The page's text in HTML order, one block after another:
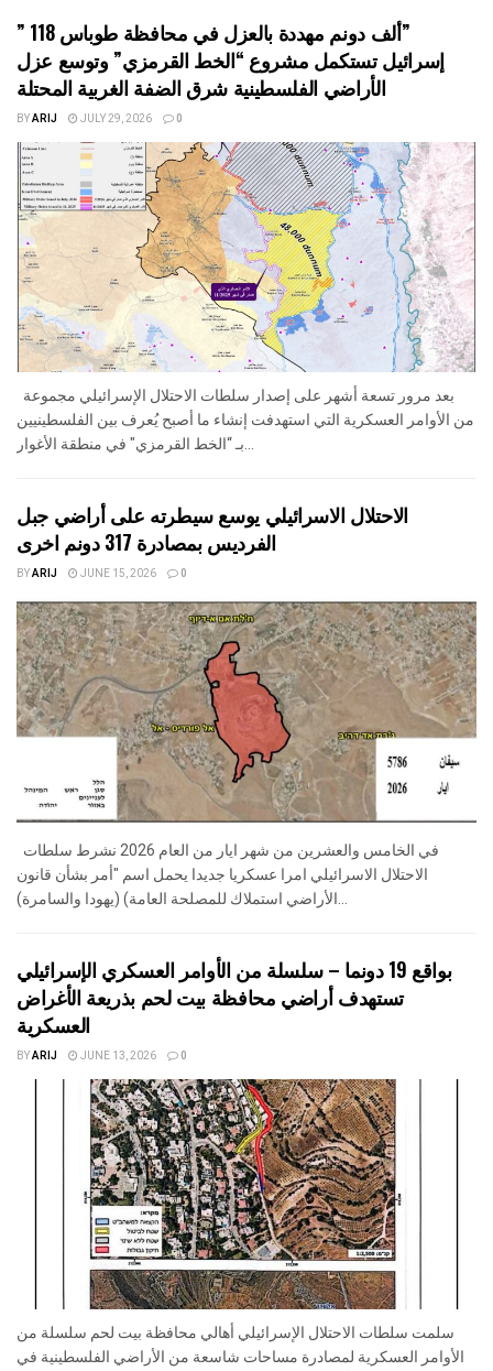
” 118 ألف دونم مهددة بالعزل في محافظة طوباس”
إسرائيل تستكمل مشروع “الخط القرمزي” وتوسع عزل
الأراضي الفلسطينية شرق الضفة الغربية المحتلة
BYARIJ JULY 29, 2026 0
من الأوامر العسكرية التي استهدفت إنشاء ما أصبح يُعرف بين الفلسطينيين
بـ “الخط القرمزي" في منطقة الأغوار...
الاحتلال الاسرائيلي يوسع سيطرته على أراضي جبل
الفرديس بمصادرة 317 دونم اخرى
BYARIJ JUNE 15, 2026 0
الاحتلال الاسرائيلي امرا عسكريا جديدا يحمل اسم "أمر بشأن قانون
الأراضي استملاك للمصلحة العامة) (يهودا والسامرة)...
بواقع 19 دونما – سلسلة من الأوامر العسكري الإسرائيلي
تستهدف أراضي محافظة بيت لحم بذريعة الأغراض
العسكرية
BYARIJ JUNE 13, 2026 0
سلمت سلطات الاحتلال الإسرائيلي أهالي محافظة بيت لحم سلسلة من
الأوامر العسكرية لمصادرة مساحات شاسعة من الأراضي الفلسطينية في